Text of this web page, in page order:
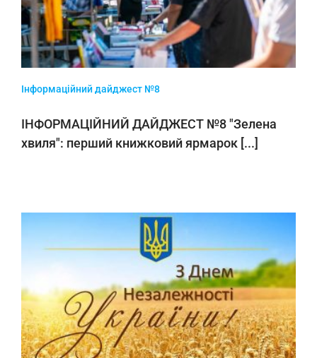
Інформаційний дайджест №8
ІНФОРМАЦІЙНИЙ ДАЙДЖЕСТ №8 "Зелена
хвиля": перший книжковий ярмарок [...]